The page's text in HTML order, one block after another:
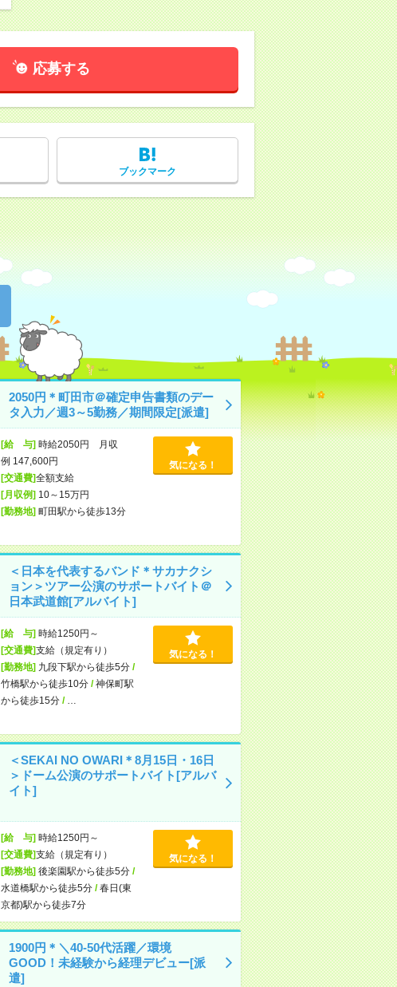
応募する
ブックマーク
2050円＊町田市＠確定申告書類のデー
タ入力／週3～5勤務／期間限定[派遣]
[給 与]時給2050円 月収
例 147,600円
[交通費]全額支給
[月収例]10～15万円
[勤務地]町田駅から徒歩13分
気になる！
＜日本を代表するバンド＊サカナクシ
ョン＞ツアー公演のサポートバイト＠
日本武道館[アルバイト]
[給 与]時給1250円～
[交通費]支給（規定有り）
[勤務地]九段下駅から徒歩5分/
竹橋駅から徒歩10分/神保町駅
から徒歩15分/
気になる！
＜SEKAI NO OWARI＊8月15日・16日
＞ドーム公演のサポートバイト[アルバ
イト]
[給 与]時給1250円～
[交通費]支給（規定有り）
[勤務地]後楽園駅から徒歩5分/
水道橋駅から徒歩5分/春日(東
京都)駅から徒歩7分
気になる！
1900円＊＼40-50代活躍／環境
GOOD！未経験から経理デビュー[派
遣]